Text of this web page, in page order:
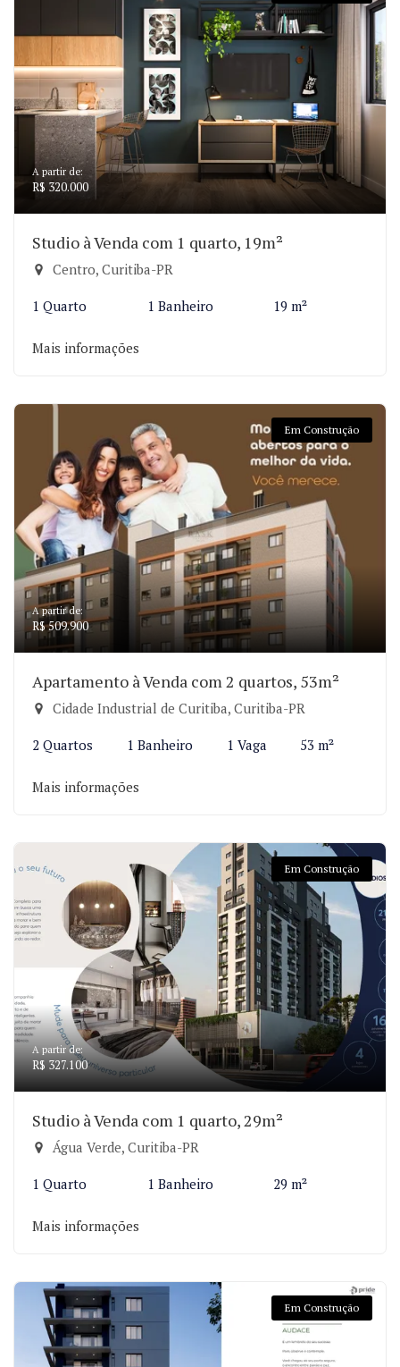
A partir de:
R$ 320.000
Studio à Venda com 1 quarto, 19m²
Centro, Curitiba-PR
1 Quarto 1 Banheiro 19 m²
Mais informações
Em Construção
A partir de:
R$ 509.900
Apartamento à Venda com 2 quartos, 53m²
Cidade Industrial de Curitiba, Curitiba-PR
2 Quartos 1 Banheiro 1 Vaga 53 m²
Mais informações
Em Construção
A partir de:
R$ 327.100
Studio à Venda com 1 quarto, 29m²
Água Verde, Curitiba-PR
1 Quarto 1 Banheiro 29 m²
Mais informações
Em Construção